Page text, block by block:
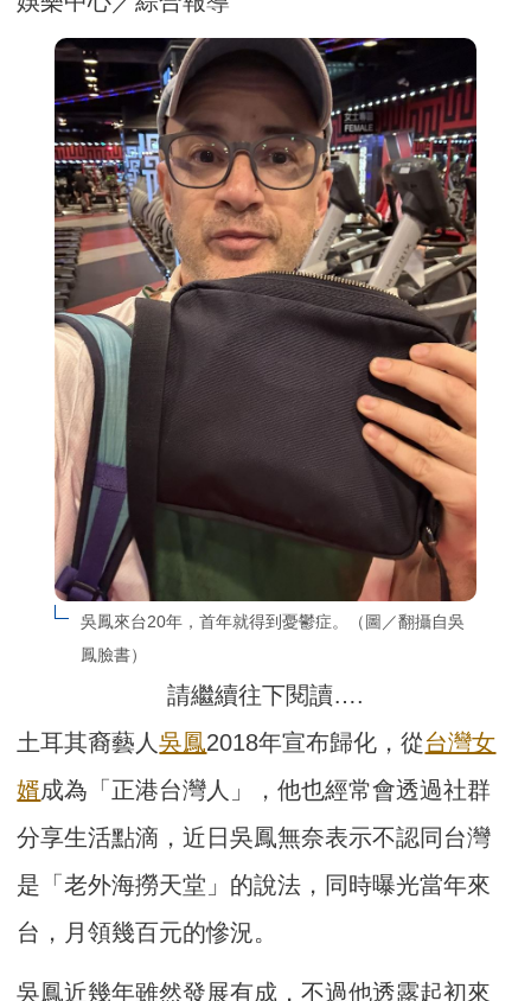
吳鳳來台20年，首年就得到憂鬱症。（圖／翻攝自吳
鳳臉書）
請繼續往下閱讀….
土耳其裔藝人吳鳳2018年宣布歸化，從台灣女
婿成為「正港台灣人」，他也經常會透過社群
分享生活點滴，近日吳鳳無奈表示不認同台灣
是「老外海撈天堂」的說法，同時曝光當年來
台，月領幾百元的慘況。
吳鳳近幾年雖然發展有成，不過他透露起初來